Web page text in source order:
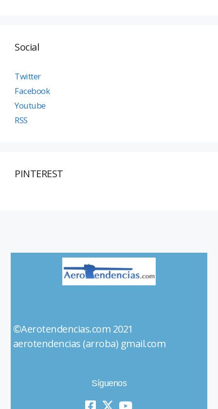
Social
Twitter
Facebook
Youtube
RSS
PINTEREST
©Aerotendencias.com 2021
aerotendencias (arroba) gmail.com
Síguenos